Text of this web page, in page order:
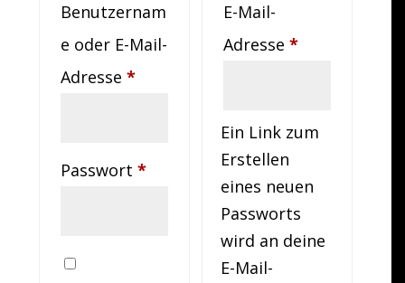
Benutzernam
e oder E-Mail-
Adresse*Erforderlich
Passwort*Erforderlich
E-Mail-
Adresse*Erforderlich
Ein Link zum
Erstellen
eines neuen
Passworts
wird an deine
E-Mail-